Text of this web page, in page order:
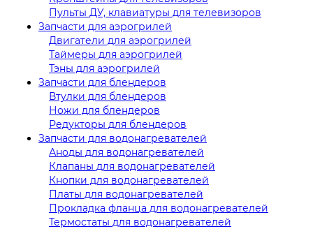
Пульты ДУ, клавиатуры для телевизоров
Запчасти для аэрогрилей
Двигатели для аэрогрилей
Таймеры для аэрогрилей
Тэны для аэрогрилей
Запчасти для блендеров
Втулки для блендеров
Ножи для блендеров
Редукторы для блендеров
Запчасти для водонагревателей
Аноды для водонагревателей
Клапаны для водонагревателей
Кнопки для водонагревателей
Платы для водонагревателей
Прокладка фланца для водонагревателей
Термостаты для водонагревателей